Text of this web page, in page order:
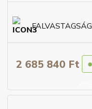
FALVASTAGSÁG
2 685 840 Ft